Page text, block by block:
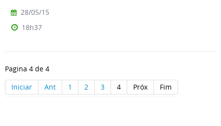
28/05/15
18h37
Pagina 4 de 4
Iniciar
Ant 1 2 3 4 Próx Fim